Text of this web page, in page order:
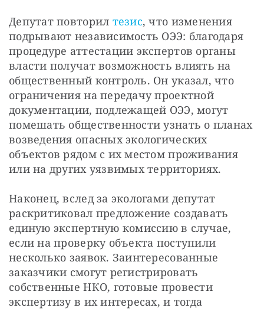
Депутат повторил тезис, что изменения
подрывают независимость ОЭЭ: благодаря
процедуре аттестации экспертов органы
власти получат возможность влиять на
общественный контроль. Он указал, что
ограничения на передачу проектной
документации, подлежащей ОЭЭ, могут
помешать общественности узнать о планах
возведения опасных экологических
объектов рядом с их местом проживания
или на других уязвимых территориях.
Наконец, вслед за экологами депутат
раскритиковал предложение создавать
единую экспертную комиссию в случае,
если на проверку объекта поступили
несколько заявок. Заинтересованные
заказчики смогут регистрировать
собственные НКО, готовые провести
экспертизу в их интересах, и тогда